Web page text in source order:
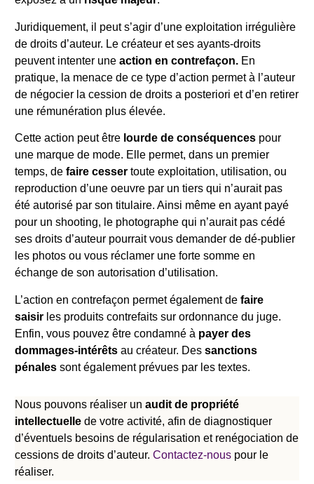
Juridiquement, il peut s’agir d’une exploitation irrégulière
de droits d’auteur. Le créateur et ses ayants-droits
peuvent intenter une action en contrefaçon. En
pratique, la menace de ce type d’action permet à l’auteur
de négocier la cession de droits a posteriori et d’en retirer
une rémunération plus élevée.
Cette action peut être lourde de conséquences pour
une marque de mode. Elle permet, dans un premier
temps, de faire cesser toute exploitation, utilisation, ou
reproduction d’une oeuvre par un tiers qui n’aurait pas
été autorisé par son titulaire. Ainsi même en ayant payé
pour un shooting, le photographe qui n’aurait pas cédé
ses droits d’auteur pourrait vous demander de dé-publier
les photos ou vous réclamer une forte somme en
échange de son autorisation d’utilisation.
L’action en contrefaçon permet également de faire
saisir les produits contrefaits sur ordonnance du juge.
Enfin, vous pouvez être condamné à payer des
dommages-intérêts au créateur. Des sanctions
pénales sont également prévues par les textes.
Nous pouvons réaliser un audit de propriété
intellectuelle de votre activité, afin de diagnostiquer
d’éventuels besoins de régularisation et renégociation de
cessions de droits d’auteur. Contactez-nous pour le
réaliser.